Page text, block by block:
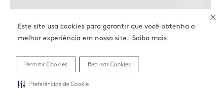
Este site usa cookies para garantir que você obtenha a
melhor experiência em nosso site. Saiba mais
Permitir Cookies Recusar Cookies
Preferências de Cookie